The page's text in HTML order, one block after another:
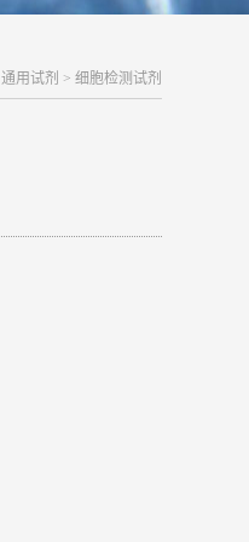
通用试剂 > 细胞检测试剂